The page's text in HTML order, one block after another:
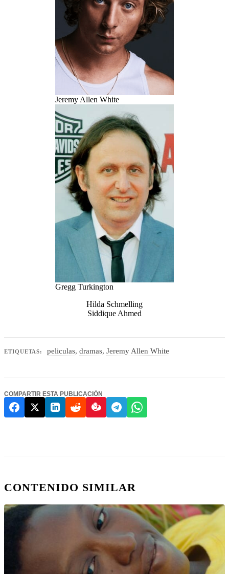
Jeremy Allen White
Gregg Turkington
Hilda Schmelling
Siddique Ahmed
ETIQUETAS: peliculas, dramas, Jeremy Allen White
COMPARTIR ESTA PUBLICACIÓN
CONTENIDO SIMILAR